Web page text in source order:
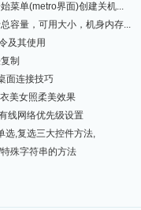
菜单(metro界面)创建关机...
容量，可用大小，机身内存...
及其使用
制
面连接技巧
美女照柔美效果
线网络优先级设置
选,复选三大控件方法,
殊字符串的方法